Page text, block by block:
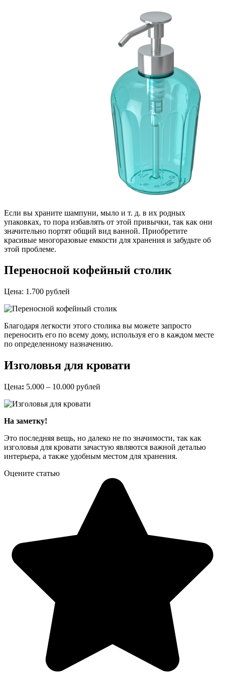
Если вы храните шампуни, мыло и т. д. в их родных
упаковках, то пора избавлять от этой привычки, так как они
значительно портят общий вид ванной. Приобретите
красивые многоразовые емкости для хранения и забудьте об
этой проблеме.
Переносной кофейный столик
Цена: 1.700 рублей
Благодаря легкости этого столика вы можете запросто
переносить его по всему дому, используя его в каждом месте
по определенному назначению.
Изголовья для кровати
Цена: 5.000 – 10.000 рублей
На заметку!
Это последняя вещь, но далеко не по значимости, так как
изголовья для кровати зачастую являются важной деталью
интерьера, а также удобным местом для хранения.
Оцените статью